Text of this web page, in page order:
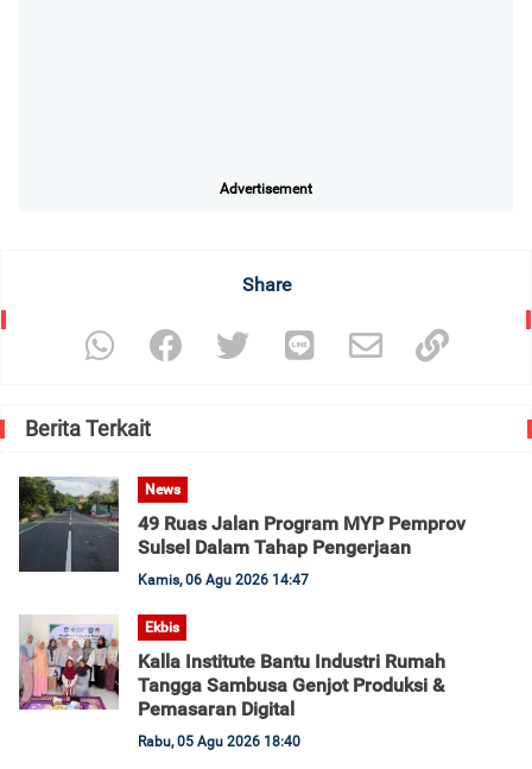
Advertisement
Share
Berita Terkait
News
49 Ruas Jalan Program MYP Pemprov
Sulsel Dalam Tahap Pengerjaan
Kamis, 06 Agu 2026 14:47
Ekbis
Kalla Institute Bantu Industri Rumah
Tangga Sambusa Genjot Produksi &
Pemasaran Digital
Rabu, 05 Agu 2026 18:40